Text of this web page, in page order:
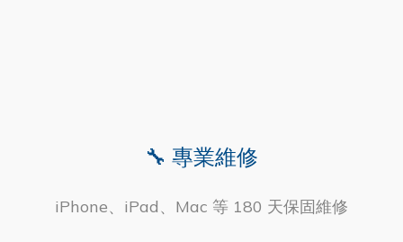
🔧 專業維修
iPhone、iPad、Mac 等 180 天保固維修